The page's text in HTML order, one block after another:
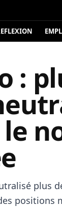
:
le
plus
positions